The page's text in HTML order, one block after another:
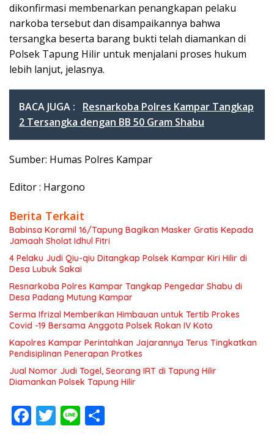
dikonfirmasi membenarkan penangkapan pelaku
narkoba tersebut dan disampaikannya bahwa
tersangka beserta barang bukti telah diamankan di
Polsek Tapung Hilir untuk menjalani proses hukum
lebih lanjut, jelasnya.
BACA JUGA :
Resnarkoba Polres Kampar Tangkap
2 Tersangka dengan BB 50 Gram Shabu
Sumber: Humas Polres Kampar
Editor : Hargono
Berita Terkait
Babinsa Koramil 16/Tapung Bagikan Masker Gratis Kepada
Jamaah Sholat Idhul Fitri
4 Pelaku Judi Qiu-qiu Ditangkap Polsek Kampar Kiri Hilir di
Desa Lubuk Sakai
Resnarkoba Polres Kampar Tangkap Pengedar Shabu di
Desa Padang Mutung Kampar
Serma Ifrizal Memberikan Himbauan untuk Tertib Prokes
Covid -19 Bersama Anggota Polsek Rokan IV Koto
Kapolres Kampar Perintahkan Jajarannya Terus Tingkatkan
Pendisiplinan Penerapan Protkes
Jual Nomor Judi Togel, Seorang IRT di Tapung Hilir
Diamankan Polsek Tapung Hilir
F T Li